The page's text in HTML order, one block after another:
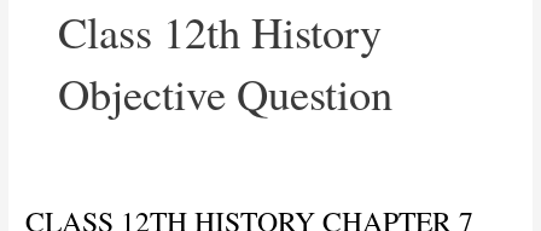
Class 12th History
Objective Question
CLASS 12TH HISTORY CHAPTER 7
CLASS